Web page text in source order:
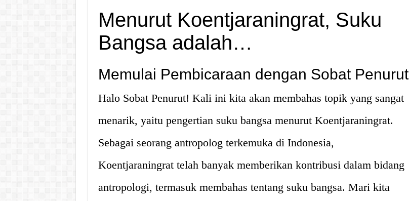
Menurut Koentjaraningrat, Suku
Bangsa adalah…
Memulai Pembicaraan dengan Sobat Penurut
Halo Sobat Penurut! Kali ini kita akan membahas topik yang sangat
menarik, yaitu pengertian suku bangsa menurut Koentjaraningrat.
Sebagai seorang antropolog terkemuka di Indonesia,
Koentjaraningrat telah banyak memberikan kontribusi dalam bidang
antropologi, termasuk membahas tentang suku bangsa. Mari kita